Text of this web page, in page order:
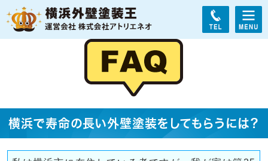
横浜で寿命の長い外壁塗装をしてもらうには？